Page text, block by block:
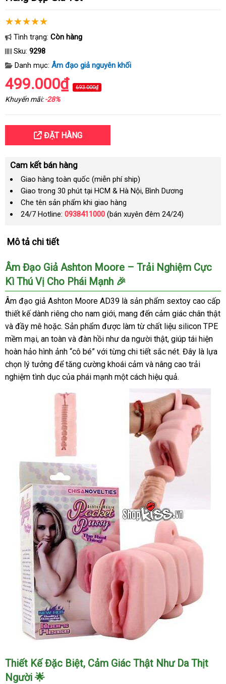
Tình trạng: Còn hàng
Sku: 9298
Danh mục: Âm đạo giả nguyên khối
499.000₫ 693.000₫
Khuyến mãi:-28%
ĐẶT HÀNG
Cam kết bán hàng
Giao hàng toàn quốc (miễn phí ship)
Giao trong 30 phút tại HCM & Hà Nội, Bình Dương
Che tên sản phẩm khi giao hàng
24/7 Hotline: 0938411000 (bán xuyên đêm 24/24)
Mô tả chi tiết
Âm Đạo Giả Ashton Moore – Trải Nghiệm Cực
Kì Thú Vị Cho Phái Mạnh 🎉
Âm đạo giả Ashton Moore AD39 là sản phẩm sextoy cao cấp
thiết kế dành riêng cho nam giới, mang đến cảm giác chân thật
và đầy mê hoặc. Sản phẩm được làm từ chất liệu silicon TPE
mềm mại, an toàn và đàn hồi như da người thật, giúp tái hiện
hoàn hảo hình ảnh “cô bé” với từng chi tiết sắc nét. Đây là lựa
chọn lý tưởng để tăng cường khoái cảm và nâng cao trải
nghiệm tình dục của phái mạnh một cách hiệu quả.
Âm
Đạo
Giả
Thiết Kế Đặc Biệt, Cảm Giác Thật Như Da Thịt
Người 🌟